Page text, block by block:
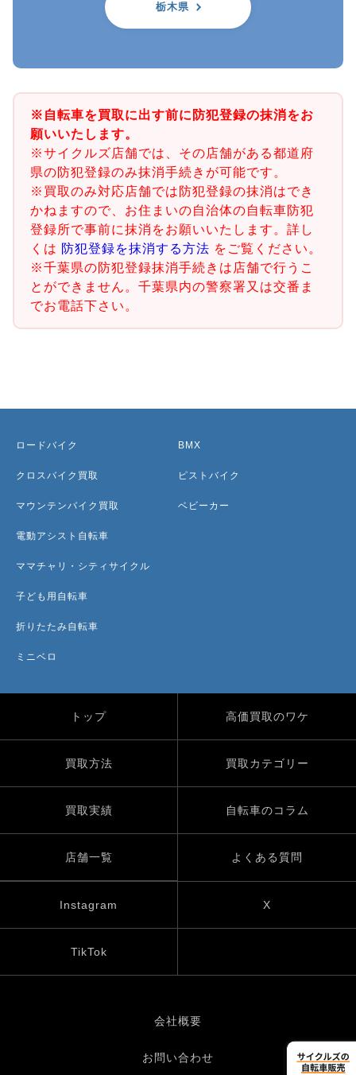
栃木県
※自転車を買取に出す前に防犯登録の抹消をお
願いいたします。
※サイクルズ店舗では、その店舗がある都道府
県の防犯登録のみ抹消手続きが可能です。
※買取のみ対応店舗では防犯登録の抹消はでき
かねますので、お住まいの自治体の自転車防犯
登録所で事前に抹消をお願いいたします。詳し
くは 防犯登録を抹消する方法 をご覧ください。
※千葉県の防犯登録抹消手続きは店舗で行うこ
とができません。千葉県内の警察署又は交番ま
でお電話下さい。
ロードバイク
クロスバイク買取
マウンテンバイク買取
電動アシスト自転車
ママチャリ・シティサイクル
子ども用自転車
折りたたみ自転車
ミニベロ
BMX
ピストバイク
ベビーカー
トップ 高価買取のワケ
買取方法 買取カテゴリー
買取実績 自転車のコラム
店舗一覧 よくある質問
Instagram X
TikTok
会社概要
お問い合わせ